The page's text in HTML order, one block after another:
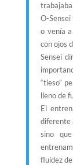
O-Sensei
o venía
con ojos
Sensei
“tieso”
lleno de
El
diferente
sino
fluidez